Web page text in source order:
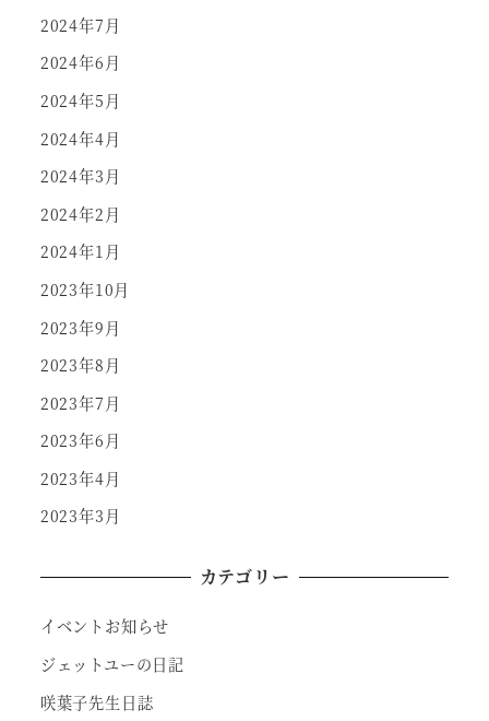
2024年7月
2024年6月
2024年5月
2024年4月
2024年3月
2024年2月
2024年1月
2023年10月
2023年9月
2023年8月
2023年7月
2023年6月
2023年4月
2023年3月
カテゴリー
イベントお知らせ
ジェットユーの日記
咲葉子先生日誌